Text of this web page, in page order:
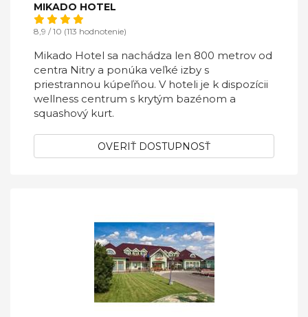
MIKADO HOTEL
8,9 / 10 (113 hodnotenie)
Mikado Hotel sa nachádza len 800 metrov od
centra Nitry a ponúka veľké izby s
priestrannou kúpeľňou. V hoteli je k dispozícii
wellness centrum s krytým bazénom a
squashový kurt.
OVERIŤ DOSTUPNOSŤ